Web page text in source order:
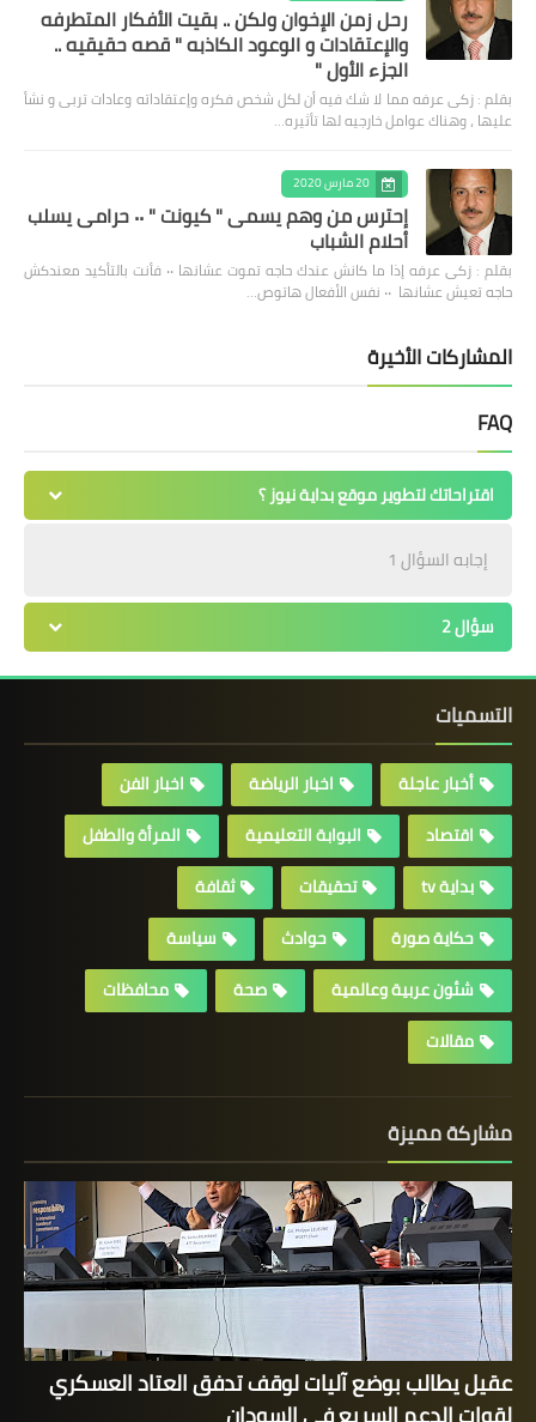
رحل زمن الإخوان ولكن .. بقيت الأفكار المتطرفه
والإعتقادات و الوعود الكاذبه " قصه حقيقيه ..
الجزء الأول "
بقلم : زكى عرفه مما لا شك فيه أن لكل شخص فكره وإعتقاداته وعادات تربى و نشأ
عليها ، وهناك عوامل خارجيه لها تأثيره…
20 مارس 2020
إحترس من وهم يسمى " كيونت " ٠٠ حرامى يسلب
أحلام الشباب
بقلم : زكى عرفه ‎إذا ما كانش عندك حاجه تموت عشانها ٠٠ فأنت بالتأكيد معندكش
حاجه تعيش عشانها ٠٠ نفس الأفعال هاتوص…
المشاركات الأخيرة
FAQ
اقتراحاتك لتطوير موقع بداية نيوز ؟
إجابه السؤال 1
سؤال 2
التسميات
أخبار عاجلة اخبار الرياضة
اخبار الفن
اقتصاد
البوابة التعليمية
المرأة والطفل
بداية tv
تحقيقات
ثقافة
حكاية صورة
حوادث
سياسة
شئون عربية وعالمية
صحة
محافظات
مقالات
مشاركة مميزة
عقيل يطالب بوضع آليات لوقف تدفق العتاد العسكري